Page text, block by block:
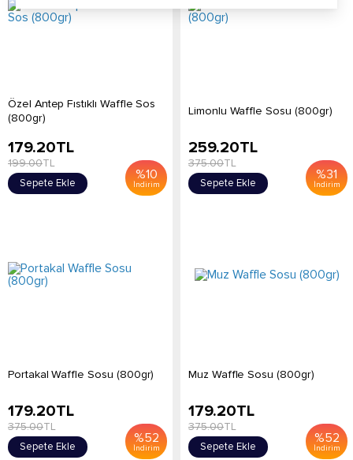
Özel Antep Fıstıklı Waffle Sos
(800gr)
%10
İndirim
179.20TL
199.00TL
Sepete Ekle
Limonlu Waffle Sosu (800gr)
%31
İndirim
259.20TL
375.00TL
Sepete Ekle
Portakal Waffle Sosu (800gr)
%52
İndirim
179.20TL
375.00TL
Sepete Ekle
Muz Waffle Sosu (800gr)
%52
İndirim
179.20TL
375.00TL
Sepete Ekle